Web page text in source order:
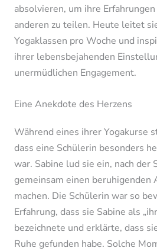
absolvieren, um ihre
anderen zu teilen. Heute leitet
Yogaklassen pro Woche und
ihrer lebensbejahenden
unermüdlichen Engagement.
Eine Anekdote des Herzens
Während eines ihrer Yogakurse
dass eine Schülerin besonders
war. Sabine lud sie ein, nach der
gemeinsam einen beruhigenden
machen. Die Schülerin war so
Erfahrung, dass sie Sabine als
bezeichnete und erklärte, dass
Ruhe gefunden habe. Solche